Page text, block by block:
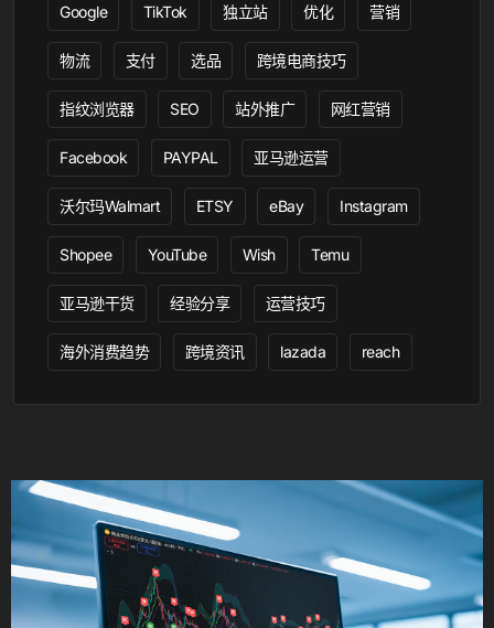
Google TikTok 独立站 优化 营销
物流 支付 选品 跨境电商技巧
指纹浏览器 SEO 站外推广 网红营销
Facebook PAYPAL 亚马逊运营
沃尔玛Walmart ETSY eBay Instagram
Shopee YouTube Wish Temu
亚马逊干货 经验分享 运营技巧
海外消费趋势 跨境资讯 lazada reach